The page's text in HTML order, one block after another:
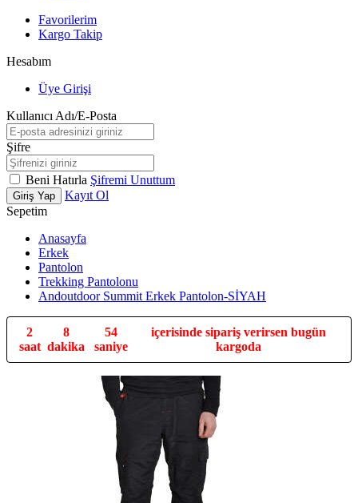
Favorilerim
Kargo Takip
Hesabım
Üye Girişi
Kullanıcı Adı/E-Posta
Şifre
Beni Hatırla Şifremi Unuttum
Giriş Yap
Kayıt Ol
Sepetim
Anasayfa
Erkek
Pantolon
Trekking Pantolonu
Andoutdoor Summit Erkek Pantolon-SİYAH
2
saat
8
dakika
53
saniye
içerisinde sipariş verirsen bugün
kargoda